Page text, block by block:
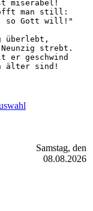
miserabel!
man still:
so Gott will!"
überlebt,
strebt.
er geschwind
Samstag, den
08.08.2026